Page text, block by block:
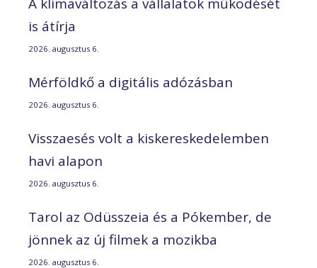
is átírja
2026. augusztus 6.
Mérföldkő a digitális adózásban
2026. augusztus 6.
Visszaesés volt a kiskereskedelemben
havi alapon
2026. augusztus 6.
Tarol az Odüsszeia és a Pókember, de
jönnek az új filmek a mozikba
2026. augusztus 6.